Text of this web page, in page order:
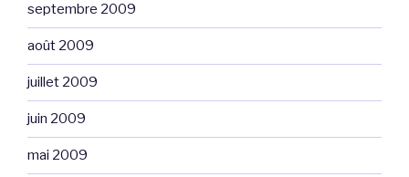
septembre 2009
août 2009
juillet 2009
juin 2009
mai 2009